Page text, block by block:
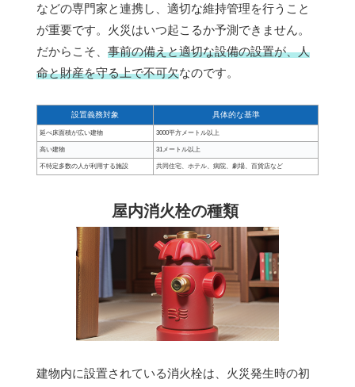
などの専門家と連携し、適切な維持管理を行うこと
が重要です。火災はいつ起こるか予測できません。
だからこそ、 事前の備えと適切な設備の設置が、人
命と財産を守る上で不可欠なのです。
設置義務対象 具体的な基準
延べ床面積が広い建物 3000平方メートル以上
高い建物 31メートル以上
不特定多数の人が利用する施設 共同住宅、ホテル、病院、劇場、百貨店など
屋内消火栓の種類
建物内に設置されている消火栓は、火災発生時の初